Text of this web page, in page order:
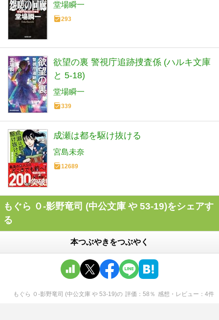
堂場瞬一
293
欲望の裏 警視庁追跡捜査係 (ハルキ文庫
と 5-18)
堂場瞬一
339
成瀬は都を駆け抜ける
宮島未奈
12689
もぐら ０-影野竜司 (中公文庫 や 53-19)をシェアす
る
本つぶやきをつぶやく
もぐら ０-影野竜司 (中公文庫 や 53-19)の 評価 58 ％ 感想・レビュー 4件